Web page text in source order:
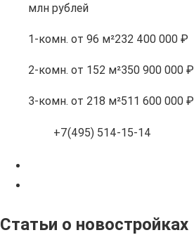
млн рублей
1-комн. от 96 м²232 400 000 ₽
2-комн. от 152 м²350 900 000 ₽
3-комн. от 218 м²511 600 000 ₽
+7(495) 514-15-14
Статьи о новостройках